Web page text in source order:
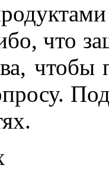
что
чтобы